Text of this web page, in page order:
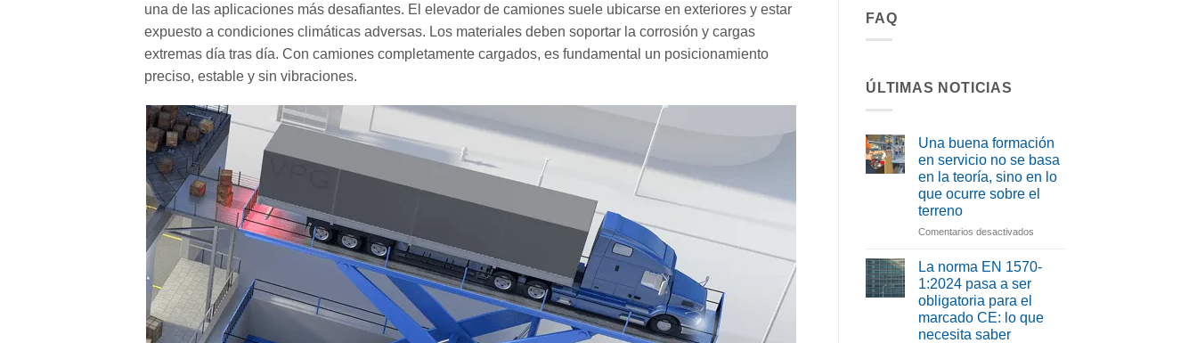
una de las aplicaciones más desafiantes. El elevador de camiones suele ubicarse en exteriores y estar
expuesto a condiciones climáticas adversas. Los materiales deben soportar la corrosión y cargas
extremas día tras día. Con camiones completamente cargados, es fundamental un posicionamiento
preciso, estable y sin vibraciones.
FAQ
ÚLTIMAS NOTICIAS
Una buena formación
en servicio no se basa
en la teoría, sino en lo
que ocurre sobre el
terreno
Comentarios desactivados
buena
no
La norma EN 1570-
1:2024 pasa a ser
obligatoria para el
marcado CE: lo que
necesita saber